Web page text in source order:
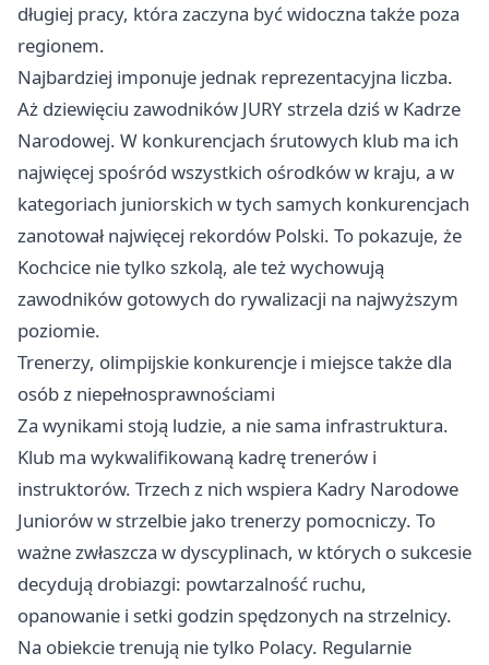
długiej pracy, która zaczyna być widoczna także poza
regionem.
Najbardziej imponuje jednak reprezentacyjna liczba.
Aż dziewięciu zawodników JURY strzela dziś w Kadrze
Narodowej. W konkurencjach śrutowych klub ma ich
najwięcej spośród wszystkich ośrodków w kraju, a w
kategoriach juniorskich w tych samych konkurencjach
zanotował najwięcej rekordów Polski. To pokazuje, że
Kochcice nie tylko szkolą, ale też wychowują
zawodników gotowych do rywalizacji na najwyższym
poziomie.
Trenerzy, olimpijskie konkurencje i miejsce także dla
osób z niepełnosprawnościami
Za wynikami stoją ludzie, a nie sama infrastruktura.
Klub ma wykwalifikowaną kadrę trenerów i
instruktorów. Trzech z nich wspiera Kadry Narodowe
Juniorów w strzelbie jako trenerzy pomocniczy. To
ważne zwłaszcza w dyscyplinach, w których o sukcesie
decydują drobiazgi: powtarzalność ruchu,
opanowanie i setki godzin spędzonych na strzelnicy.
Na obiekcie trenują nie tylko Polacy. Regularnie